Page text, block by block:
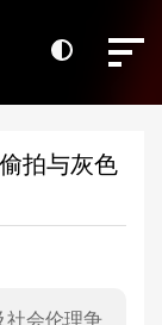
拍与灰色
社会伦理争